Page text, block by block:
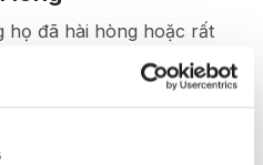
họ đã hài hòng hoặc rất
của mình sau khi nhìn
trước phẫu thuật.*